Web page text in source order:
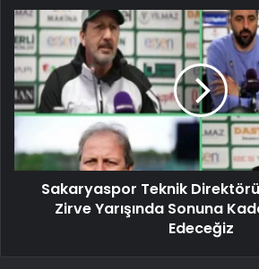
Sakaryaspor Teknik Direktörü
Zirve Yarışında Sonuna
Edeceğiz